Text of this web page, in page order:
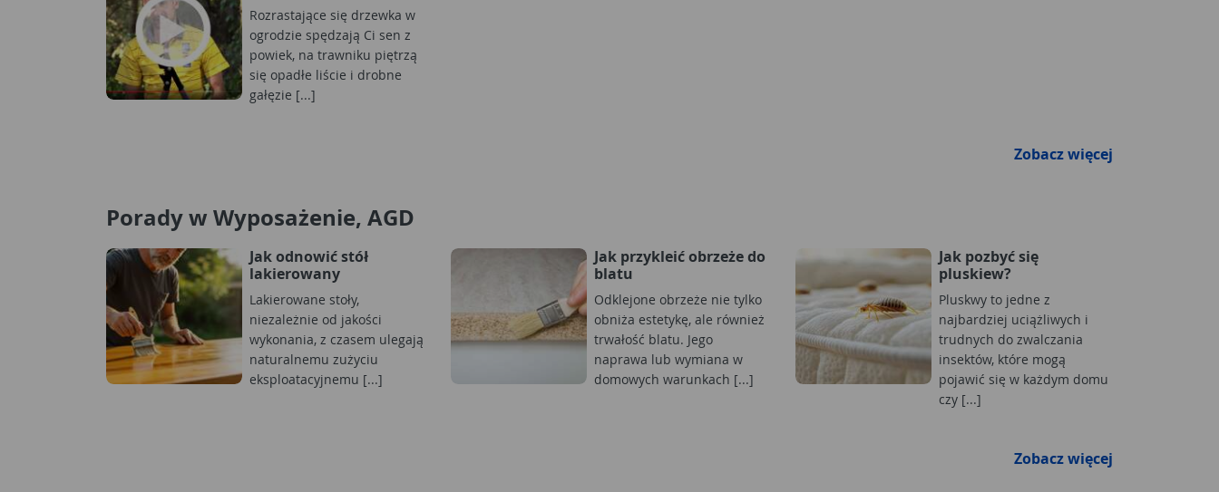
Rozrastające się drzewka w
ogrodzie spędzają Ci sen z
powiek, na trawniku piętrzą
się opadłe liście i drobne
gałęzie [...]
Zobacz więcej
Porady w Wyposażenie, AGD
Jak odnowić stół
lakierowany
Lakierowane stoły,
niezależnie od jakości
wykonania, z czasem ulegają
naturalnemu zużyciu
eksploatacyjnemu [...]
Jak przykleić obrzeże do
blatu
Odklejone obrzeże nie tylko
obniża estetykę, ale również
trwałość blatu. Jego
naprawa lub wymiana w
domowych warunkach [...]
Jak pozbyć się
pluskiew?
Pluskwy to jedne z
najbardziej uciążliwych i
trudnych do zwalczania
insektów, które mogą
pojawić się w każdym domu
czy [...]
Zobacz więcej